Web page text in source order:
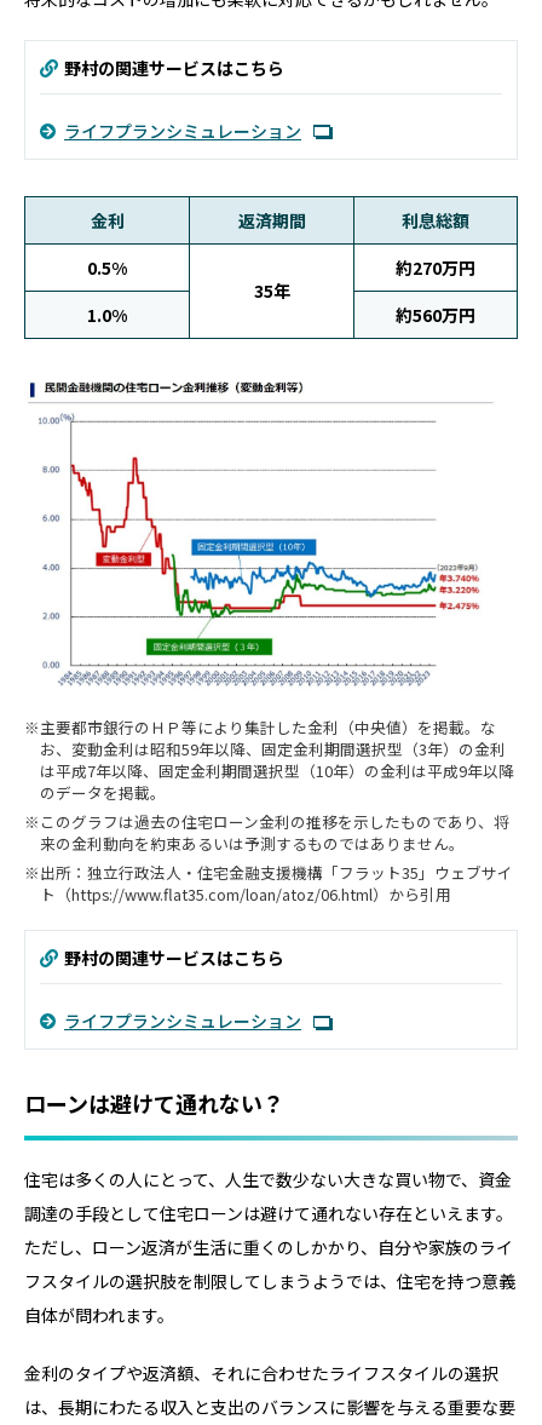
野村の関連サービスはこちら
ライフプランシミュレーション
金利 返済期間
利息総額
0.5%
35年
約270万円
1.0%
約560万円
主要都市銀行のＨＰ等により集計した金利（中央値）を掲載。な
お、変動金利は昭和59年以降、固定金利期間選択型（3年）の金利
は平成7年以降、固定金利期間選択型（10年）の金利は平成9年以降
のデータを掲載。
このグラフは過去の住宅ローン金利の推移を示したものであり、将
来の金利動向を約束あるいは予測するものではありません。
出所：独立行政法人・住宅金融支援機構「フラット35」ウェブサイ
ト（https://www.flat35.com/loan/atoz/06.html）から引用
野村の関連サービスはこちら
ライフプランシミュレーション
ローンは避けて通れない？
住宅は多くの人にとって、人生で数少ない大きな買い物で、資金
調達の手段として住宅ローンは避けて通れない存在といえます。
ただし、ローン返済が生活に重くのしかかり、自分や家族のライ
フスタイルの選択肢を制限してしまうようでは、住宅を持つ意義
自体が問われます。
金利のタイプや返済額、それに合わせたライフスタイルの選択
は、長期にわたる収入と支出のバランスに影響を与える重要な要